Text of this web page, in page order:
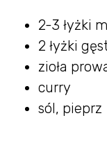
2-3 łyżki
2 łyżki
zioła
curry
sól, pieprz